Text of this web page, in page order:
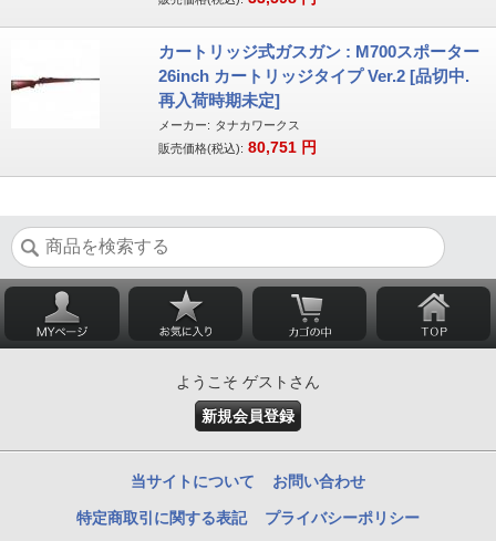
カートリッジ式ガスガン : M700スポーター
26inch カートリッジタイプ Ver.2 [品切中.
再入荷時期未定]
メーカー: タナカワークス
販売価格(税込): 80,751 円
ようこそ ゲストさん
新規会員登録
当サイトについて お問い合わせ
特定商取引に関する表記 プライバシーポリシー